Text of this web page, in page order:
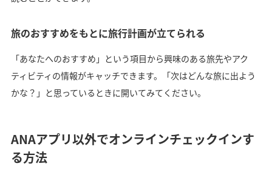
旅のおすすめをもとに旅行計画が立てられる
「あなたへのおすすめ」という項目から興味のある旅先やアク
ティビティの情報がキャッチできます。「次はどんな旅に出よう
かな？」と思っているときに開いてみてください。
ANAアプリ以外でオンラインチェックインす
る方法